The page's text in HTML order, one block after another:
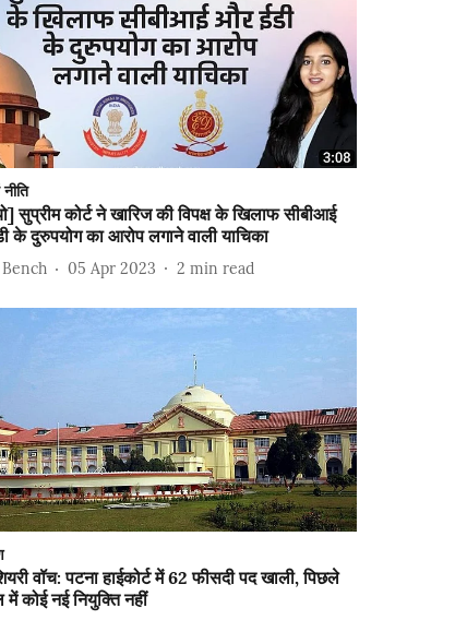
सुप्रीम कोर्ट ने खारिज की विपक्ष के खिलाफ सीबीआई
के दुरुपयोग का आरोप लगाने वाली याचिका
05 Apr 2023 2 min read
वॉच: पटना हाईकोर्ट में 62 फीसदी पद खाली, पिछले
में कोई नई नियुक्ति नहीं